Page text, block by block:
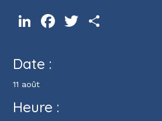
LinkedInFacebookTwitter
Date :
11 août
Heure :